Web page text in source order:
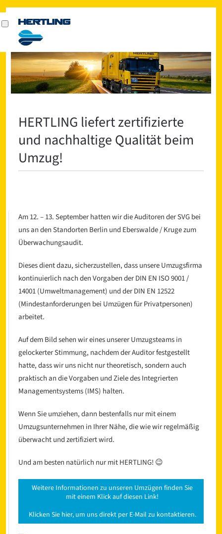
HERTLING liefert zertifizierte
und nachhaltige Qualität beim
Umzug!
Am 12. – 13. September hatten wir die Auditoren der SVG bei
uns an den Standorten Berlin und Eberswalde / Kruge zum
Überwachungsaudit.
Dieses dient dazu, sicherzustellen, dass unsere Umzugsfirma
kontinuierlich nach den Vorgaben der DIN EN ISO 9001 /
14001 (Umweltmanagement) und der DIN EN 12522
(Mindestanforderungen bei Umzügen für Privatpersonen)
arbeitet.
Auf dem Bild sehen wir eines unserer Umzugsteams in
gelockerter Stimmung, nachdem der Auditor festgestellt
hatte, dass wir uns nicht nur theoretisch, sondern auch
praktisch an die Vorgaben und Ziele des Integrierten
Managementsystems (IMS) halten.
Wenn Sie umziehen, dann bestenfalls nur mit einem
Umzugsunternehmen in Ihrer Nähe, die wie wir regelmäßig
überwacht und zertifiziert wird.
Und am besten natürlich nur mit HERTLING! 😉
Weitere Informationen zu unseren Umzügen finden Sie
mit einem Klick auf diesen Link!
Klicken Sie hier, um uns direkt per E-Mail zu kontaktieren.